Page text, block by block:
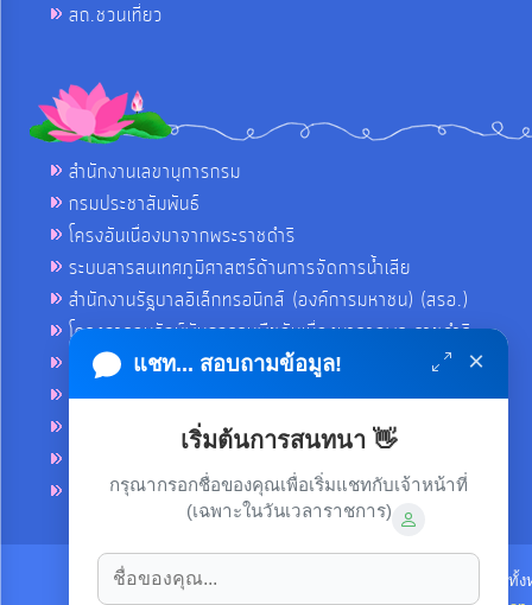
สถ.ชวนเที่ยว
สำนักงานเลขานุการกรม
กรมประชาสัมพันธ์
โครงอันเนื่องมาจากพระราชดำริ
ระบบสารสนเทศภูมิศาสตร์ด้านการจัดการน้ำเสีย
สำนักงานรัฐบาลอิเล็กทรอนิกส์ (องค์การมหาชน) (สรอ.)
โครงการอนุรักษ์พันธุกรรมพืชอันเนื่องมาจากพระราชดำริ
คลังข่าวมหาไทย
คู่มือตาม พ.ร.บ.อำนวยความสดวกฯ
ฐานข้อมูลหน่วยงานภาครัฐ (INFO)
ศูนย์อำนวยการบริหารจังหวัดชายแดนภาคใต้ ศอ.บต.
ลิขสิทธิ์ © 2021-2022 เทศบาลตำบลขามใหญ่ ขอสงวนไว้ซึ่งสิทธิทั้
แชท... สอบถามข้อมูล! ×
เริ่มต้นการสนทนา 👋
กรุณากรอกชื่อของคุณเพื่อเริ่มแชทกับเจ้าหน้าที่
(เฉพาะในวันเวลาราชการ)